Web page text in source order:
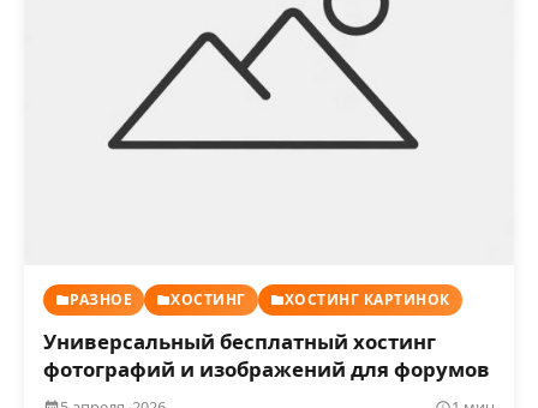
РАЗНОЕ ХОСТИНГ ХОСТИНГ КАРТИНОК
Универсальный бесплатный хостинг
фотографий и изображений для форумов